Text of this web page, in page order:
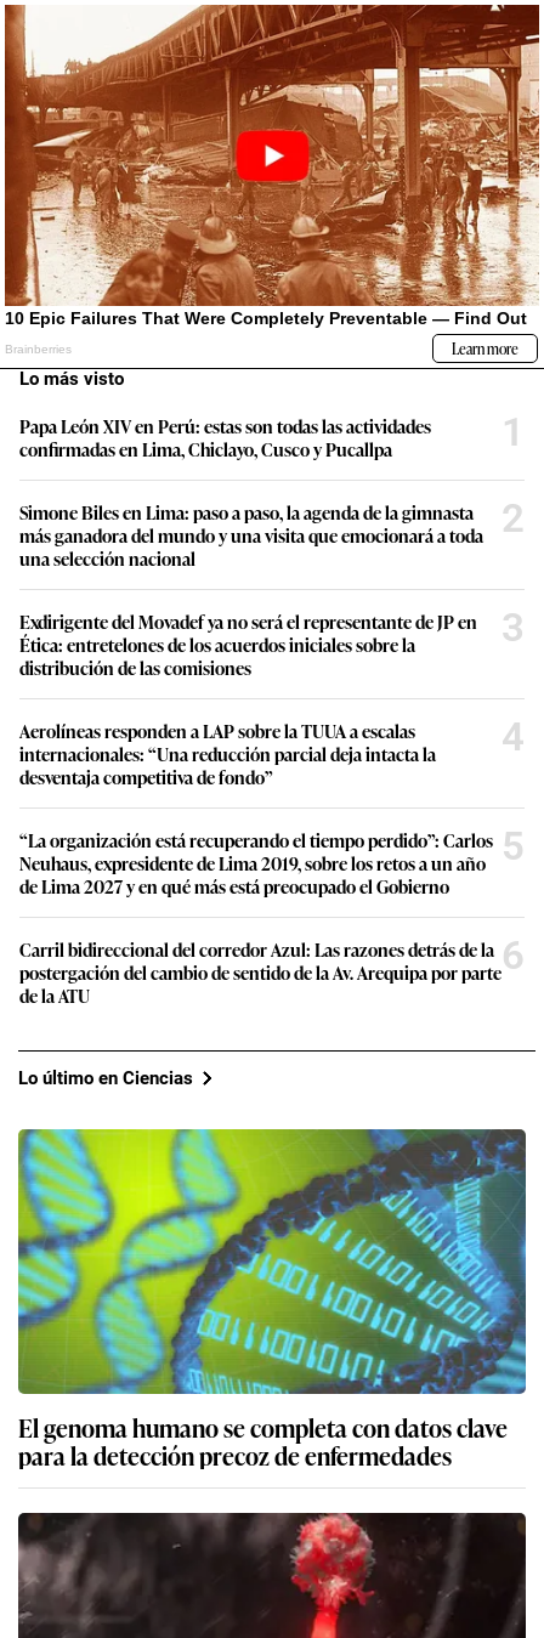
Lo más visto
Papa León XIV en Perú: estas son todas las actividades
confirmadas en Lima, Chiclayo, Cusco y Pucallpa
1
Simone Biles en Lima: paso a paso, la agenda de la gimnasta
más ganadora del mundo y una visita que emocionará a toda
una selección nacional
2
Exdirigente del Movadef ya no será el representante de JP en
Ética: entretelones de los acuerdos iniciales sobre la
distribución de las comisiones
3
Aerolíneas responden a LAP sobre la TUUA a escalas
internacionales: “Una reducción parcial deja intacta la
desventaja competitiva de fondo”
4
“La organización está recuperando el tiempo perdido”: Carlos
Neuhaus, expresidente de Lima 2019, sobre los retos a un año
de Lima 2027 y en qué más está preocupado el Gobierno
5
Carril bidireccional del corredor Azul: Las razones detrás de la
postergación del cambio de sentido de la Av. Arequipa por parte
de la ATU
6
Lo último en Ciencias
El genoma humano se completa con datos clave
para la detección precoz de enfermedades